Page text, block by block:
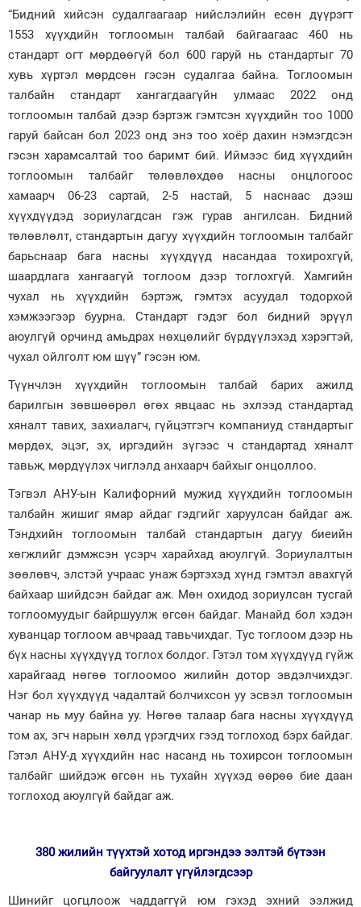
“Бидний хийсэн судалгаагаар нийслэлийн есөн дүүрэгт
1553 хүүхдийн тоглоомын талбай байгаагаас 460 нь
стандарт огт мөрдөөгүй бол 600 гаруй нь стандартыг 70
хувь хүртэл мөрдсөн гэсэн судалгаа байна. Тоглоомын
талбайн стандарт хангагдаагүйн улмаас 2022 онд
тоглоомын талбай дээр бэртэж гэмтсэн хүүхдийн тоо 1000
гаруй байсан бол 2023 онд энэ тоо хоёр дахин нэмэгдсэн
гэсэн харамсалтай тоо баримт бий. Иймээс бид хүүхдийн
тоглоомын талбайг төлөвлөхдөө насны онцлогоос
хамаарч 06-23 сартай, 2-5 настай, 5 наснаас дээш
хүүхдүүдэд зориулагдсан гэж гурав ангилсан. Бидний
төлөвлөлт, стандартын дагуу хүүхдийн тоглоомын талбайг
барьснаар бага насны хүүхдүүд насандаа тохирохгүй,
шаардлага хангаагүй тоглоом дээр тоглохгүй. Хамгийн
чухал нь хүүхдийн бэртэж, гэмтэх асуудал тодорхой
хэмжээгээр буурна. Стандарт гэдэг бол бидний эрүүл
аюулгүй орчинд амьдрах нөхцөлийг бүрдүүлэхэд хэрэгтэй,
чухал ойлголт юм шүү” гэсэн юм.
Түүнчлэн хүүхдийн тоглоомын талбай барих ажилд
барилгын зөвшөөрөл өгөх явцаас нь эхлээд стандартад
хяналт тавих, захиалагч, гүйцэтгэгч компаниуд стандартыг
мөрдөх, эцэг, эх, иргэдийн зүгээс ч стандартад хяналт
тавьж, мөрдүүлэх чиглэлд анхаарч байхыг онцоллоо.
Тэгвэл АНУ-ын Калифорний мужид хүүхдийн тоглоомын
талбайн жишиг ямар айдаг гэдгийг харуулсан байдаг аж.
Тэндхийн тоглоомын талбай стандартын дагуу биеийн
хөгжлийг дэмжсэн үсэрч харайхад аюулгүй. Зориулалтын
зөөлөвч, элстэй учраас унаж бэртэхэд хүнд гэмтэл авахгүй
байхаар шийдсэн байдаг аж. Мөн охидод зориулсан тусгай
тоглоомуудыг байршуулж өгсөн байдаг. Манайд бол хэдэн
хуванцар тоглоом авчраад тавьчихдаг. Тус тоглоом дээр нь
бүх насны хүүхдүүд тоглох болдог. Гэтэл том хүүхдүүд гүйж
харайгаад нөгөө тоглоомоо жилийн дотор эвдэлчихдэг.
Нэг бол хүүхдүүд чадалтай болчихсон уу эсвэл тоглоомын
чанар нь муу байна уу. Нөгөө талаар бага насны хүүхдүүд
том ах, эгч нарын хөлд үрэгдчих гээд тоглоход бэрх байдаг.
Гэтэл АНУ-д хүүхдийн нас насанд нь тохирсон тоглоомын
талбайг шийдэж өгсөн нь тухайн хүүхэд өөрөө бие даан
тоглоход аюулгүй байдаг аж.
380 жилийн түүхтэй хотод иргэндээ ээлтэй бүтээн
байгуулалт үгүйлэгдсээр
Шинийг цогцлоож чаддаггүй юм гэхэд эхний ээлжид